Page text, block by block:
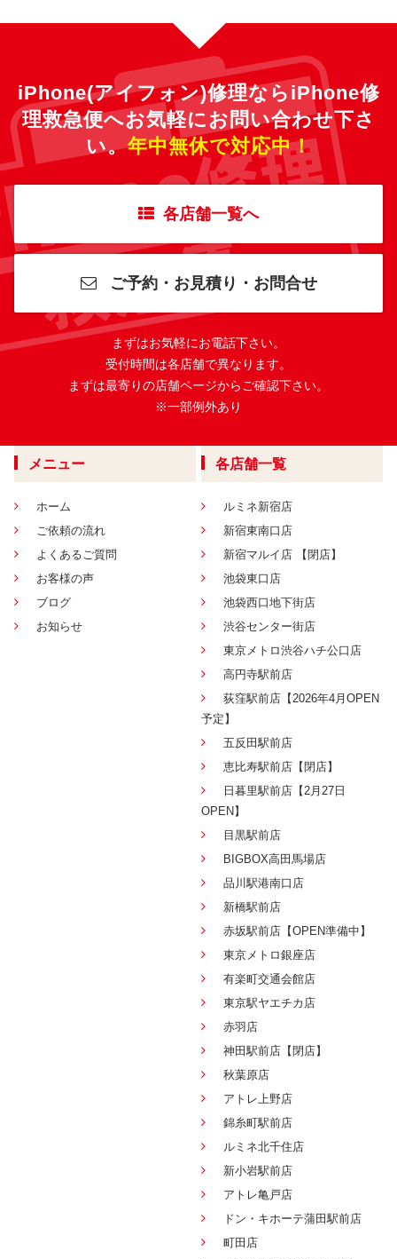
iPhone(アイフォン)修理ならiPhone修
理救急便へお気軽にお問い合わせ下さ
い。年中無休で対応中！
各店舗一覧へ
ご予約・お見積り・お問合せ
まずはお気軽にお電話下さい。
受付時間は各店舗で異なります。
まずは最寄りの店舗ページからご確認下さい。
※一部例外あり
メニュー
ホーム
ご依頼の流れ
よくあるご質問
お客様の声
ブログ
お知らせ
各店舗一覧
ルミネ新宿店
新宿東南口店
新宿マルイ店 【閉店】
池袋東口店
池袋西口地下街店
渋谷センター街店
東京メトロ渋谷ハチ公口店
高円寺駅前店
荻窪駅前店【2026年4月OPEN
予定】
五反田駅前店
恵比寿駅前店【閉店】
日暮里駅前店【2月27日
OPEN】
目黒駅前店
BIGBOX高田馬場店
品川駅港南口店
新橋駅前店
赤坂駅前店【OPEN準備中】
東京メトロ銀座店
有楽町交通会館店
東京駅ヤエチカ店
赤羽店
神田駅前店【閉店】
秋葉原店
アトレ上野店
錦糸町駅前店
ルミネ北千住店
新小岩駅前店
アトレ亀戸店
ドン・キホーテ蒲田駅前店
町田店